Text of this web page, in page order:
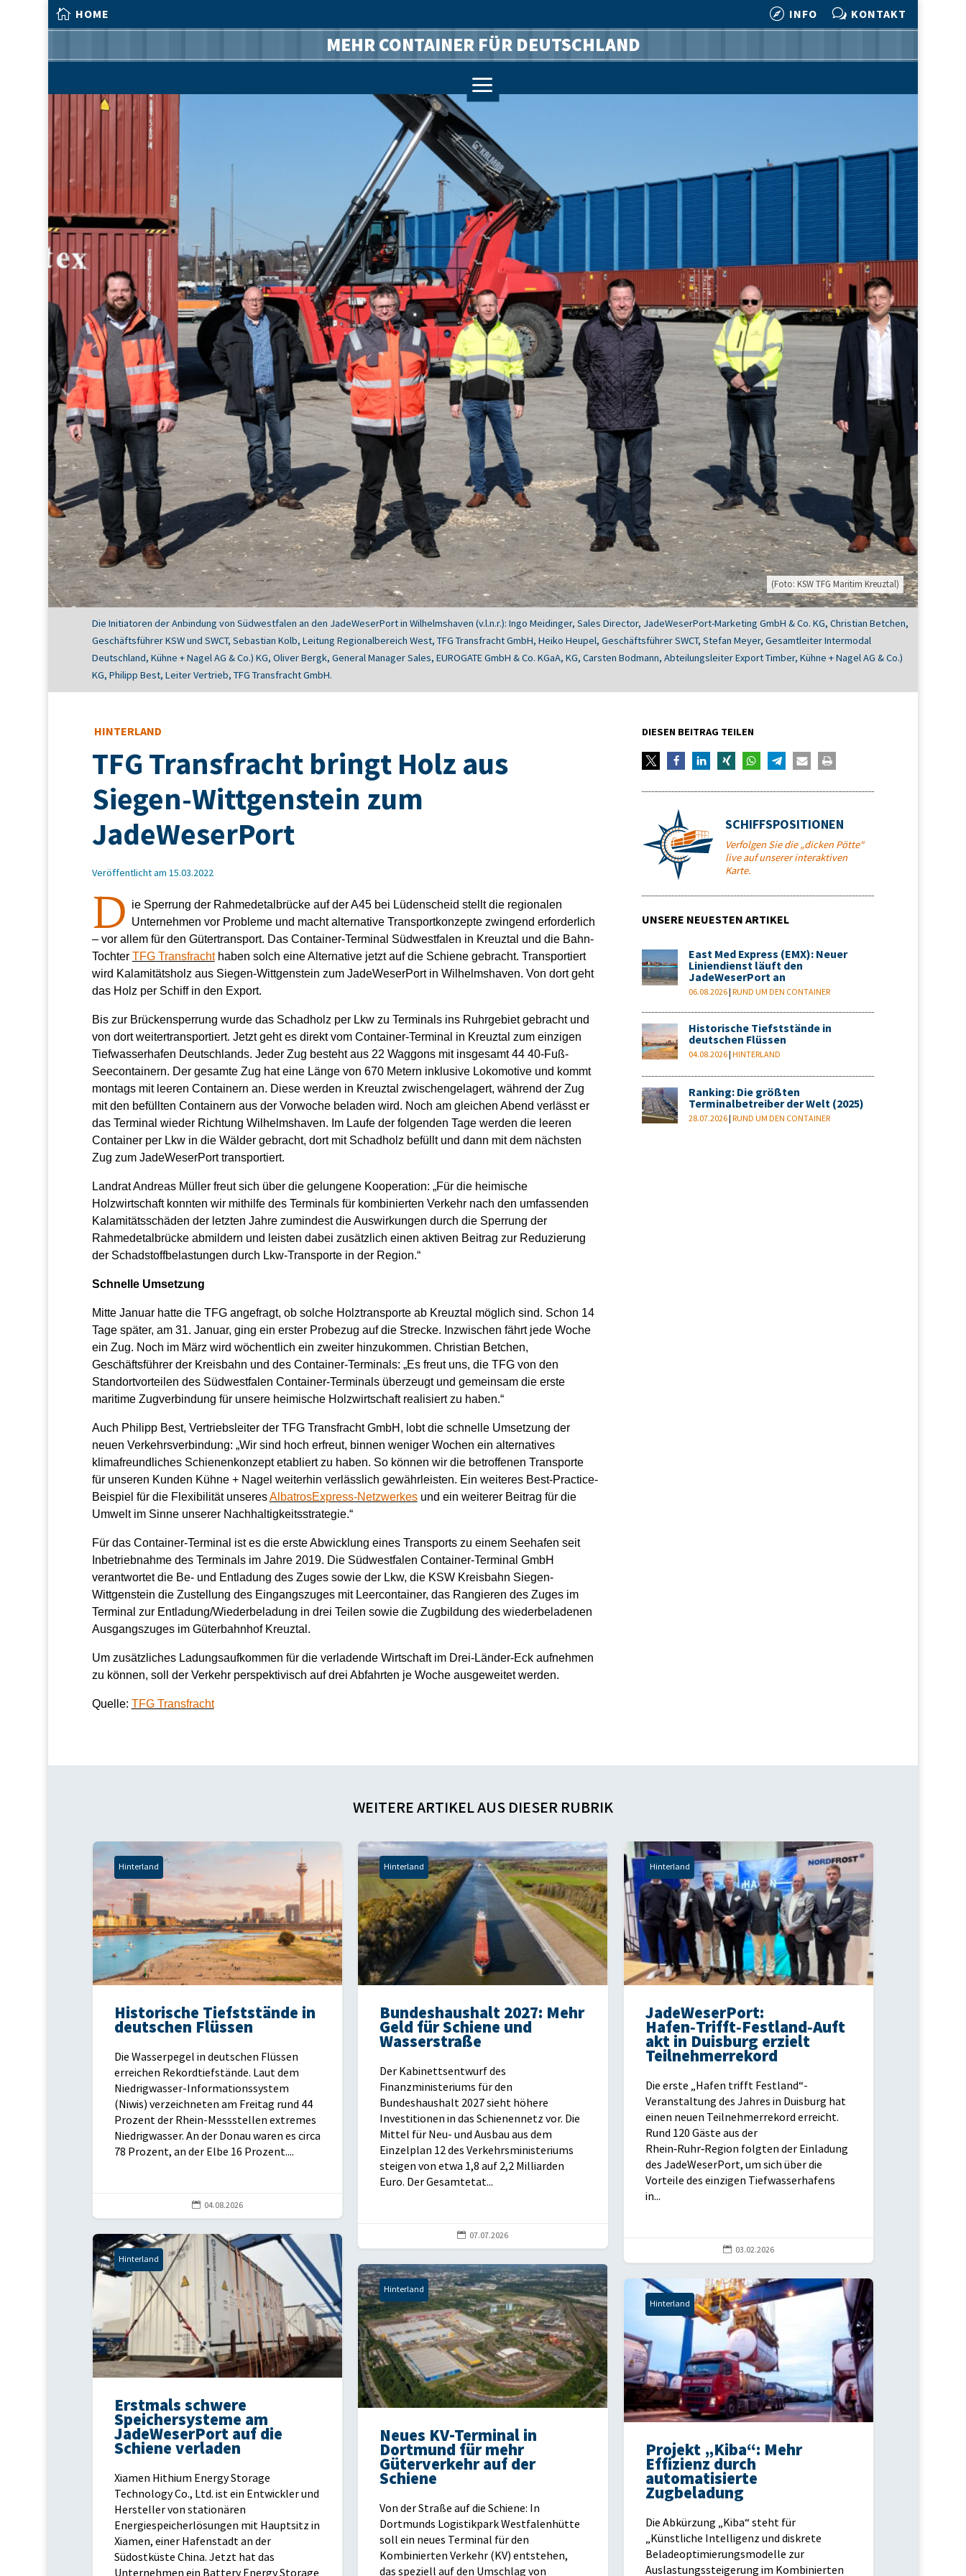
 HOME  INFO w KONTAKT
MEHR CONTAINER FÜR DEUTSCHLAND
a
(Foto: KSW TFG Maritim Kreuztal)
Die Initiatoren der Anbindung von Südwestfalen an den JadeWeserPort in Wilhelmshaven (v.l.n.r.): Ingo Meidinger, Sales Director, JadeWeserPort-Marketing GmbH & Co. KG, Christian Betchen,
Geschäftsführer KSW und SWCT, Sebastian Kolb, Leitung Regionalbereich West, TFG Transfracht GmbH, Heiko Heupel, Geschäftsführer SWCT, Stefan Meyer, Gesamtleiter Intermodal
Deutschland, Kühne + Nagel AG & Co.) KG, Oliver Bergk, General Manager Sales, EUROGATE GmbH & Co. KGaA, KG, Carsten Bodmann, Abteilungsleiter Export Timber, Kühne + Nagel AG & Co.)
KG, Philipp Best, Leiter Vertrieb, TFG Transfracht GmbH.
HINTERLAND
TFG Transfracht bringt Holz aus
Siegen-Wittgenstein zum
JadeWeserPort
Veröffentlicht am 15.03.2022
D ie Sperrung der Rahmedetalbrücke auf der A45 bei Lüdenscheid stellt die regionalen
Unternehmen vor Probleme und macht alternative Transportkonzepte zwingend erforderlich
– vor allem für den Gütertransport. Das Container-Terminal Südwestfalen in Kreuztal und die Bahn-
Tochter TFG Transfrachthaben solch eine Alternative jetzt auf die Schiene gebracht. Transportiert
wird Kalamitätsholz aus Siegen-Wittgenstein zum JadeWeserPort in Wilhelmshaven. Von dort geht
das Holz per Schiff in den Export.
Bis zur Brückensperrung wurde das Schadholz per Lkw zu Terminals ins Ruhrgebiet gebracht und
von dort weitertransportiert. Jetzt geht es direkt vom Container-Terminal in Kreuztal zum einzigen
Tiefwasserhafen Deutschlands. Jeder Zug besteht aus 22 Waggons mit insgesamt 44 40-Fuß-
Seecontainern. Der gesamte Zug hat eine Länge von 670 Metern inklusive Lokomotive und kommt
montags mit leeren Containern an. Diese werden in Kreuztal zwischengelagert, während der Zug
mit den befüllten Containern aus der Vorwoche beladen wird. Noch am gleichen Abend verlässt er
das Terminal wieder Richtung Wilhelmshaven. Im Laufe der folgenden Tage werden die leeren
Container per Lkw in die Wälder gebracht, dort mit Schadholz befüllt und dann mit dem nächsten
Zug zum JadeWeserPort transportiert.
Landrat Andreas Müller freut sich über die gelungene Kooperation: „Für die heimische
Holzwirtschaft konnten wir mithilfe des Terminals für kombinierten Verkehr nach den umfassenden
Kalamitätsschäden der letzten Jahre zumindest die Auswirkungen durch die Sperrung der
Rahmedetalbrücke abmildern und leisten dabei zusätzlich einen aktiven Beitrag zur Reduzierung
der Schadstoffbelastungen durch Lkw-Transporte in der Region.“
Schnelle Umsetzung
Mitte Januar hatte die TFG angefragt, ob solche Holztransporte ab Kreuztal möglich sind. Schon 14
Tage später, am 31. Januar, ging ein erster Probezug auf die Strecke. Inzwischen fährt jede Woche
ein Zug. Noch im März wird wöchentlich ein zweiter hinzukommen. Christian Betchen,
Geschäftsführer der Kreisbahn und des Container-Terminals: „Es freut uns, die TFG von den
Standortvorteilen des Südwestfalen Container-Terminals überzeugt und gemeinsam die erste
maritime Zugverbindung für unsere heimische Holzwirtschaft realisiert zu haben.“
Auch Philipp Best, Vertriebsleiter der TFG Transfracht GmbH, lobt die schnelle Umsetzung der
neuen Verkehrsverbindung: „Wir sind hoch erfreut, binnen weniger Wochen ein alternatives
klimafreundliches Schienenkonzept etabliert zu haben. So können wir die betroffenen Transporte
für unseren Kunden Kühne + Nagel weiterhin verlässlich gewährleisten. Ein weiteres Best-Practice-
Beispiel für die Flexibilität unseresAlbatrosExpress-Netzwerkesund ein weiterer Beitrag für die
Umwelt im Sinne unserer Nachhaltigkeitsstrategie.“
Für das Container-Terminal ist es die erste Abwicklung eines Transports zu einem Seehafen seit
Inbetriebnahme des Terminals im Jahre 2019. Die Südwestfalen Container-Terminal GmbH
verantwortet die Be- und Entladung des Zuges sowie der Lkw, die KSW Kreisbahn Siegen-
Wittgenstein die Zustellung des Eingangszuges mit Leercontainer, das Rangieren des Zuges im
Terminal zur Entladung/Wiederbeladung in drei Teilen sowie die Zugbildung des wiederbeladenen
Ausgangszuges im Güterbahnhof Kreuztal.
Um zusätzliches Ladungsaufkommen für die verladende Wirtschaft im Drei-Länder-Eck aufnehmen
zu können, soll der Verkehr perspektivisch auf drei Abfahrten je Woche ausgeweitet werden.
Quelle: TFG Transfracht
DIESEN BEITRAG TEILEN
SCHIFFSPOSITIONEN
Verfolgen Sie die „dicken Pötte“
live auf unserer interaktiven
Karte.
UNSERE NEUESTEN ARTIKEL
East Med Express (EMX): Neuer
Liniendienst läuft den
JadeWeserPort an
06.08.2026 |RUND UM DEN CONTAINER
Historische Tiefststände in
deutschen Flüssen
04.08.2026 |HINTERLAND
Ranking: Die größten
Terminalbetreiber der Welt (2025)
28.07.2026 |RUND UM DEN CONTAINER
WEITERE ARTIKEL AUS DIESER RUBRIK
Hinterland
Historische Tiefststände in
deutschen Flüssen
Die Wasserpegel in deutschen Flüssen
erreichen Rekordtiefstände. Laut dem
Niedrigwasser-Informationssystem
(Niwis) verzeichneten am Freitag rund 44
Prozent der Rhein-Messstellen extremes
Niedrigwasser. An der Donau waren es circa
78 Prozent, an der Elbe 16 Prozent....
 04.08.2026
Hinterland
Bundeshaushalt 2027: Mehr
Geld für Schiene und
Wasserstraße
Der Kabinettsentwurf des
Finanzministeriums für den
Bundeshaushalt 2027 sieht höhere
Investitionen in das Schienennetz vor. Die
Mittel für Neu- und Ausbau aus dem
Einzelplan 12 des Verkehrsministeriums
steigen von etwa 1,8 auf 2,2 Milliarden
Euro. Der Gesamtetat...
 07.07.2026
Hinterland
JadeWeserPort:
Hafen‑Trifft‑Festland‑Auft
akt in Duisburg erzielt
Teilnehmerrekord
Die erste „Hafen trifft Festland“-
Veranstaltung des Jahres in Duisburg hat
einen neuen Teilnehmerrekord erreicht.
Rund 120 Gäste aus der
Rhein‑Ruhr‑Region folgten der Einladung
des JadeWeserPort, um sich über die
Vorteile des einzigen Tiefwasserhafens
in...
 03.02.2026
Hinterland
Erstmals schwere
Speichersysteme am
JadeWeserPort auf die
Schiene verladen
Xiamen Hithium Energy Storage
Technology Co., Ltd. ist ein Entwickler und
Hersteller von stationären
Energiespeicherlösungen mit Hauptsitz in
Xiamen, einer Hafenstadt an der
Südostküste China. Jetzt hat das
Hinterland
Neues KV-Terminal in
Dortmund für mehr
Güterverkehr auf der
Schiene
Von der Straße auf die Schiene: In
Dortmunds Logistikpark Westfalenhütte
soll ein neues Terminal für den
Kombinierten Verkehr (KV) entstehen,
das speziell auf den Umschlag von
Hinterland
Projekt „Kiba“: Mehr
Effizienz durch
automatisierte
Zugbeladung
Die Abkürzung „Kiba“ steht für
„Künstliche Intelligenz und diskrete
Beladeoptimierungsmodelle zur
Auslastungssteigerung im Kombinierten